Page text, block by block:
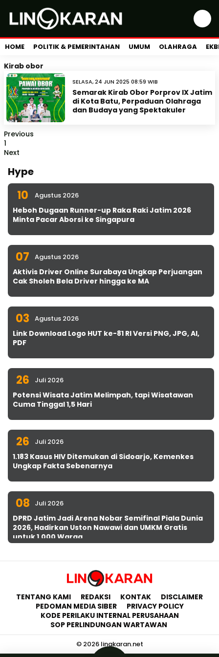
HOME POLITIK & PEMERINTAHAN UMUM OLAHRAGA
Kirab obor
SELASA, 24 JUN 2025 08:59 WIB
Semarak Kirab Obor Porprov IX Jatim
di Kota Batu, Perpaduan Olahraga
dan Budaya yang Spektakuler
Previous
1
Next
Hype
10 Agustus 2026
Heboh Dugaan Runner-up Raka Raki Jatim 2026
Minta Pacar Aborsi ke Singapura
07 Agustus 2026
Aktivis Driver Online Surabaya Ungkap Perjuangan
Cak Sholeh Bela Driver hingga ke MA
03 Agustus 2026
Link Download Logo HUT ke-81 RI Versi PNG, JPG, AI,
PDF
26 Juli 2026
Potensi Wisata Jatim Melimpah, tapi Wisatawan
Cuma Tinggal 1,5 Hari
26 Juli 2026
1.183 Kasus HIV Ditemukan di Sidoarjo, Kemenkes
Ungkap Fakta Sebenarnya
08 Juli 2026
DPRD Jatim Jadi Arena Nobar Semifinal Piala Dunia
2026, Hadirkan Uston Nawawi dan UMKM Gratis
untuk 1.000 Warga
TENTANG KAMI REDAKSI KONTAK
DISCLAIMER
PEDOMAN MEDIA SIBER
PRIVACY POLICY
KODE PERILAKU INTERNAL PERUSAHAAN
SOP PERLINDUNGAN WARTAWAN
© 2026 lingkaran.net